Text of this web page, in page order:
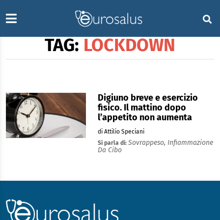
TAG: LOCKDOWN
Digiuno breve e esercizio
fisico. Il mattino dopo
l’appetito non aumenta
di Attilio Speciani
Si parla di: Sovrappeso, Infiammazione
Da Cibo